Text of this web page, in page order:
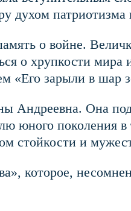
патриотизма
о войне.
о хрупкости
«Его зарыли в шар
Андреевна. Она
юного поколения
стойкости и
которое,